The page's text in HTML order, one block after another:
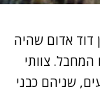
דוד אדום שהיה
צוותי
שניהם כבני